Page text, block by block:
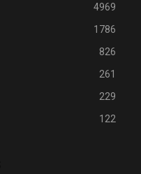
4969
1786
826
261
229
122